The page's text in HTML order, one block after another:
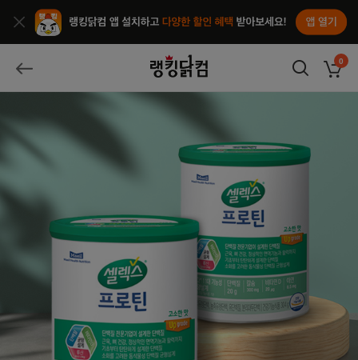
앱열기
종료
뒤로가기 랭킹닭컴 장바구
0